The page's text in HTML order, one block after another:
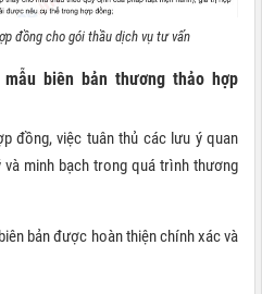
đồng cho gói thầu dịch vụ tư vấn
biên bản thương thảo hợp
đồng, việc tuân thủ các lưu ý quan
minh bạch trong quá trình thương
bản được hoàn thiện chính xác và